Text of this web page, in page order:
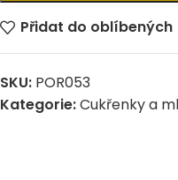
Přidat do oblíbených
SKU: POR053
Kategorie:Cukřenky a